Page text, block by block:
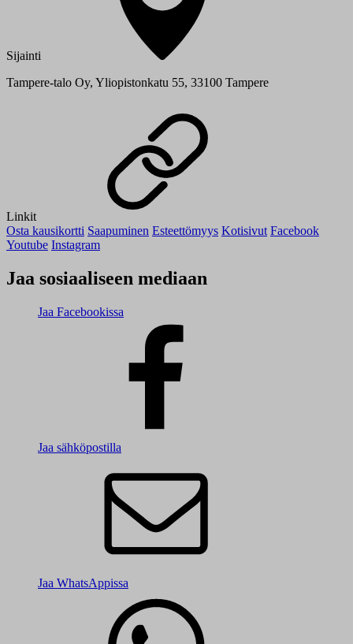
Sijainti
Tampere-talo Oy, Yliopistonkatu 55, 33100 Tampere
Linkit
Osta kausikortti Saapuminen Esteettömyys Kotisivut Facebook
Youtube Instagram
Jaa sosiaaliseen mediaan
Jaa Facebookissa
Jaa sähköpostilla
Jaa WhatsAppissa